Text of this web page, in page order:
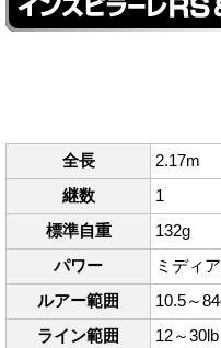
全長
2.17m
継数
1
標準自重
132g
パワー
ミディ
ルアー範囲
10.5～
ライン範囲
12～30lb